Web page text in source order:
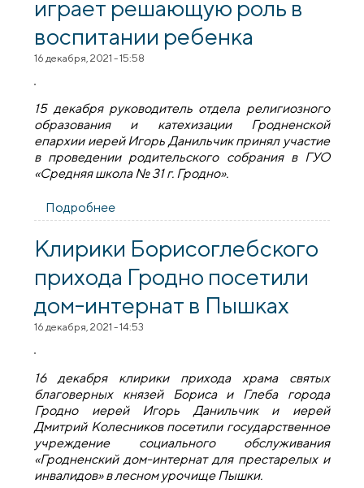
играет решающую роль в
воспитании ребенка
16 декабря, 2021 - 15:58
15 декабря руководитель отдела религиозного
образования и катехизации Гродненской
епархии иерей Игорь Данильчик принял участие
в проведении родительского собрания в ГУО
«Средняя школа № 31 г. Гродно».
Подробнее
пример родителей играет решающую
роль в воспитании ребенка
Клирики Борисоглебского
прихода Гродно посетили
дом-интернат в Пышках
16 декабря, 2021 - 14:53
16 декабря клирики прихода храма святых
благоверных князей Бориса и Глеба города
Гродно иерей Игорь Данильчик и иерей
Дмитрий Колесников посетили государственное
учреждение социального обслуживания
«Гродненский дом-интернат для престарелых и
инвалидов» в лесном урочище Пышки.